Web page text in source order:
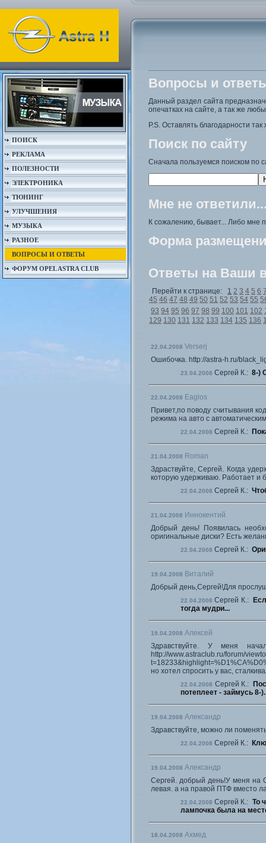
ПОИСК
РЕКЛАМА
ПОЛЕЗНОСТИ
ЭЛЕКТРОНИКА
ТЮНИНГ
УЛУЧШЕНИЯ
МУЗЫКА
РАЗНОЕ
ВОПРОСЫ И ОТВЕТЫ
ФОРУМ OPEL ASTRA CLUB
Вопросы и
Данный раздел сайта
опечатках на сайте, а так же
P.S. Оставлять благодарности
Поиск по сайту
Сначала пользуемся поиском по
Мне не
К сожалению, бывает... Либо мне
Форма
Ответы на Ваши
Перейти к странице: 1 2 3 4 5 6
45 46 47 48 49 50 51 52 53 54 55
93 94 95 96 97 98 99 100 101 102
129 130 131 132 133 134 135 136
22.04.2008 Verserj
Ошибочка. http://astra-h.ru/
23.04.2008 Сергей К.: 8-)
22.04.2008 Eaglos
Привет,по поводу считывания
режима на авто с
22.04.2008 Сергей К.:
21.04.2008 Roman
Здраствуйте, Сергей. Когда
которую удерживаю. Работает и
22.04.2008 Сергей К.:
21.04.2008 Иннокентий
Добрый день! Появилась
оригинальные диски? Есть
22.04.2008 Сергей К.:
19.04.2008 Виталий
Добрый день,Сергей!Для
22.04.2008 Сергей К.:
тогда мудри...
19.04.2008 Алексей
Здравствуйте. У меня
http://www.astraclub.ru/forum/
но хотел спросить у вас,
22.04.2008 Сергей К.:
потеплеет - займусь 8-).
19.04.2008 Александр
Здравствуйте, можно ли
22.04.2008 Сергей К.:
19.04.2008 Александр
Сергей. добрый день!У меня на
левая. а на правой ПТФ вместо
22.04.2008 Сергей К.: То
лампочка была на
18.04.2008 Ахмед